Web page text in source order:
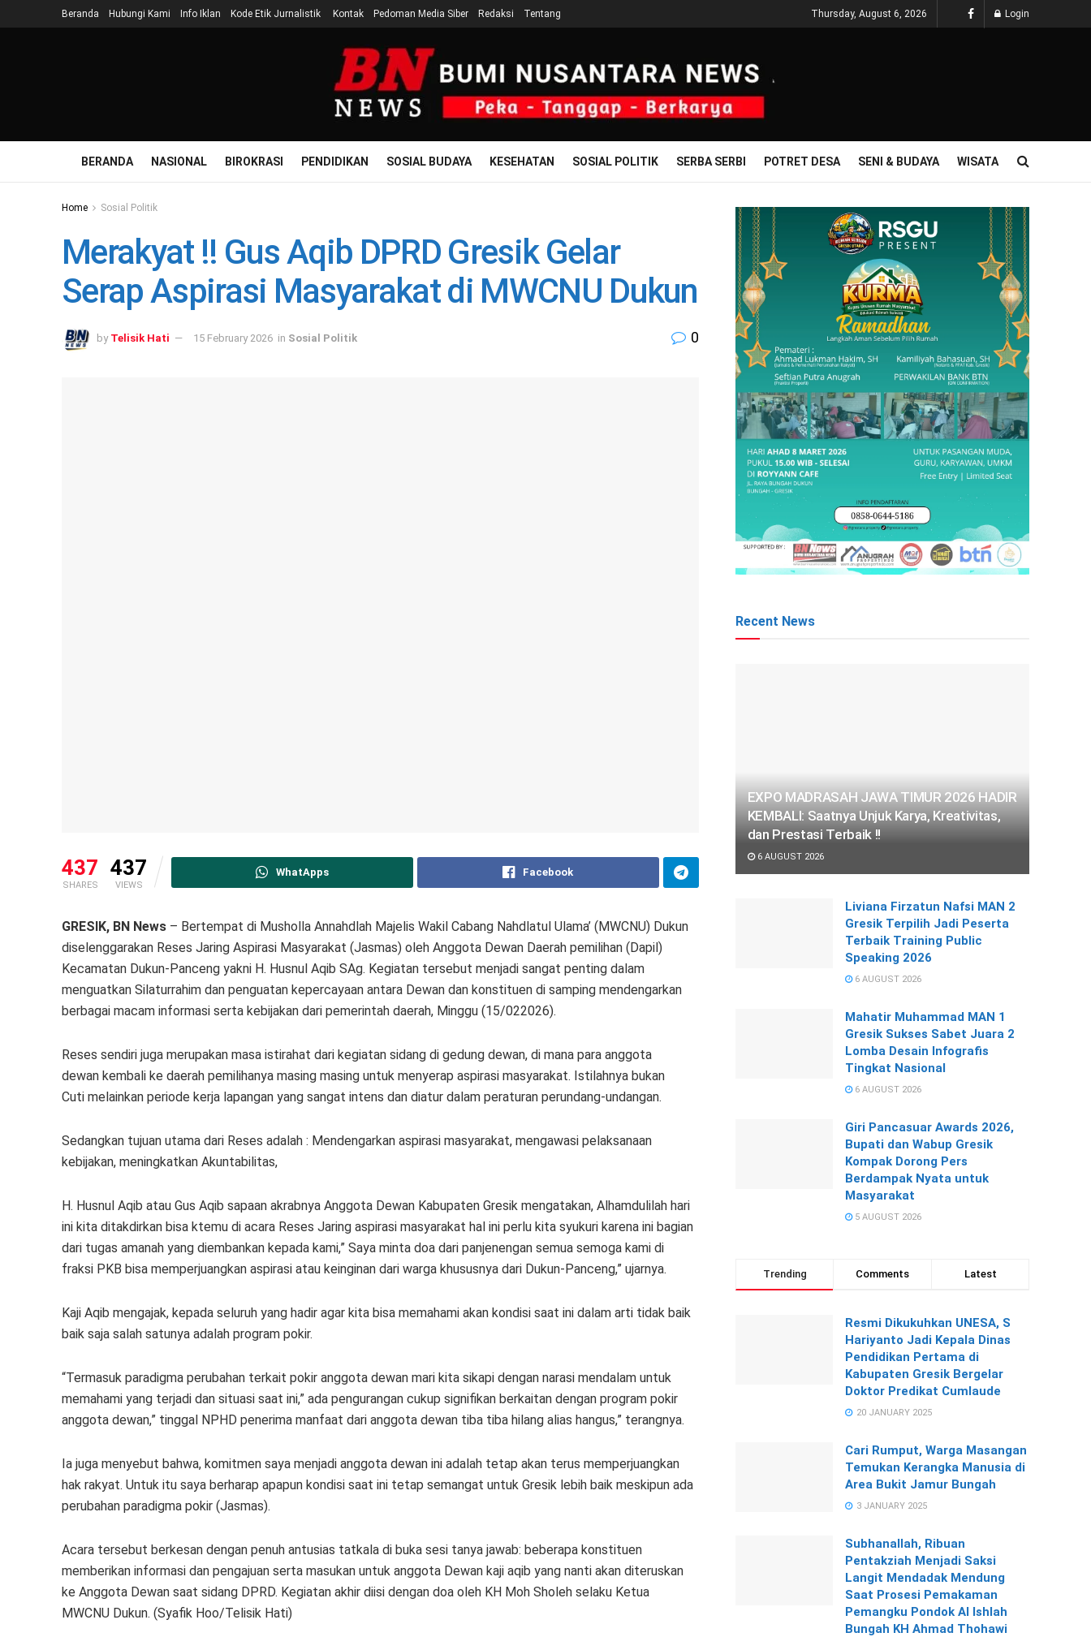
Beranda Hubungi Kami Info Iklan Kode Etik Jurnalistik Kontak Pedoman Media Siber Redaksi Tentang Thursday, August 6, 2026 Login
BERANDA NASIONAL BIROKRASI PENDIDIKAN SOSIAL BUDAYA KESEHATAN SOSIAL POLITIK SERBA SERBI POTRET DESA SENI & BUDAYA WISATA
Home Sosial Politik
Merakyat !! Gus Aqib DPRD Gresik Gelar
Serap Aspirasi Masyarakat di MWCNU Dukun
by Telisik Hati 15 February 2026 in Sosial Politik 0
437
SHARES
437
VIEWS
WhatApps Facebook
GRESIK, BN News – Bertempat di Musholla Annahdlah Majelis Wakil Cabang Nahdlatul Ulama’ (MWCNU) Dukun
diselenggarakan Reses Jaring Aspirasi Masyarakat (Jasmas) oleh Anggota Dewan Daerah pemilihan (Dapil)
Kecamatan Dukun-Panceng yakni H. Husnul Aqib SAg. Kegiatan tersebut menjadi sangat penting dalam
menguatkan Silaturrahim dan penguatan kepercayaan antara Dewan dan konstituen di samping mendengarkan
berbagai macam informasi serta kebijakan dari pemerintah daerah, Minggu (15/022026).
Reses sendiri juga merupakan masa istirahat dari kegiatan sidang di gedung dewan, di mana para anggota
dewan kembali ke daerah pemilihanya masing masing untuk menyerap aspirasi masyarakat. Istilahnya bukan
Cuti melainkan periode kerja lapangan yang sangat intens dan diatur dalam peraturan perundang-undangan.
Sedangkan tujuan utama dari Reses adalah : Mendengarkan aspirasi masyarakat, mengawasi pelaksanaan
kebijakan, meningkatkan Akuntabilitas,
H. Husnul Aqib atau Gus Aqib sapaan akrabnya Anggota Dewan Kabupaten Gresik mengatakan, Alhamdulilah hari
ini kita ditakdirkan bisa ktemu di acara Reses Jaring aspirasi masyarakat hal ini perlu kita syukuri karena ini bagian
dari tugas amanah yang diembankan kepada kami,” Saya minta doa dari panjenengan semua semoga kami di
fraksi PKB bisa memperjuangkan aspirasi atau keinginan dari warga khususnya dari Dukun-Panceng,” ujarnya.
Kaji Aqib mengajak, kepada seluruh yang hadir agar kita bisa memahami akan kondisi saat ini dalam arti tidak baik
baik saja salah satunya adalah program pokir.
“Termasuk paradigma perubahan terkait pokir anggota dewan mari kita sikapi dengan narasi mendalam untuk
memahami yang terjadi dan situasi saat ini,” ada pengurangan cukup signifikan berkaitan dengan program pokir
anggota dewan,” tinggal NPHD penerima manfaat dari anggota dewan tiba tiba hilang alias hangus,” terangnya.
Ia juga menyebut bahwa, komitmen saya menjadi anggota dewan ini adalah tetap akan terus memperjuangkan
hak rakyat. Untuk itu saya berharap apapun kondisi saat ini tetap semangat untuk Gresik lebih baik meskipun ada
perubahan paradigma pokir (Jasmas).
Acara tersebut berkesan dengan penuh antusias tatkala di buka sesi tanya jawab: beberapa konstituen
memberikan informasi dan pengajuan serta masukan untuk anggota Dewan kaji aqib yang nanti akan diteruskan
ke Anggota Dewan saat sidang DPRD. Kegiatan akhir diisi dengan doa oleh KH Moh Sholeh selaku Ketua
MWCNU Dukun. (Syafik Hoo/Telisik Hati)
Recent News
EXPO MADRASAH JAWA TIMUR 2026 HADIR
KEMBALI: Saatnya Unjuk Karya, Kreativitas,
dan Prestasi Terbaik !!
6 AUGUST 2026
Liviana Firzatun Nafsi MAN 2
Gresik Terpilih Jadi Peserta
Terbaik Training Public
Speaking 2026
6 AUGUST 2026
Mahatir Muhammad MAN 1
Gresik Sukses Sabet Juara 2
Lomba Desain Infografis
Tingkat Nasional
6 AUGUST 2026
Giri Pancasuar Awards 2026,
Bupati dan Wabup Gresik
Kompak Dorong Pers
Berdampak Nyata untuk
Masyarakat
5 AUGUST 2026
Trending Comments Latest
Resmi Dikukuhkan UNESA, S
Hariyanto Jadi Kepala Dinas
Pendidikan Pertama di
Kabupaten Gresik Bergelar
Doktor Predikat Cumlaude
20 JANUARY 2025
Cari Rumput, Warga Masangan
Temukan Kerangka Manusia di
Area Bukit Jamur Bungah
3 JANUARY 2025
Subhanallah, Ribuan
Pentakziah Menjadi Saksi
Langit Mendadak Mendung
Saat Prosesi Pemakaman
Pemangku Pondok Al Ishlah
Bungah KH Ahmad Thohawi